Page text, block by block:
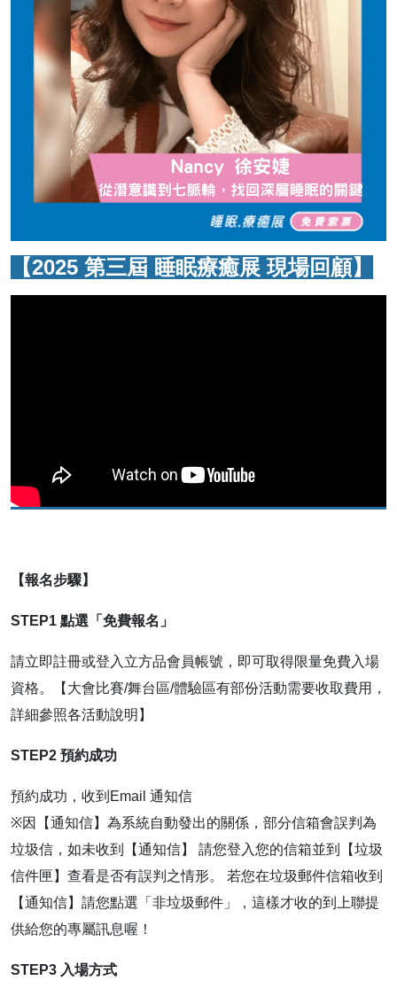
【2025 第三屆 睡眠療癒展 現場回顧】
【報名步驟】
STEP1 點選「免費報名」
請立即註冊或登入立方品會員帳號，即可取得限量免費入場
資格。【大會比賽/舞台區/體驗區有部份活動需要收取費用，
詳細參照各活動說明】
STEP2 預約成功
預約成功，收到 Email 通知信
※因【通知信】為系統自動發出的關係，部分信箱會誤判為
垃圾信，如未收到【通知信】 請您登入您的信箱並到【垃圾
信件匣】查看是否有誤判之情形。 若您在垃圾郵件信箱收到
【通知信】請您點選「非垃圾郵件」，這樣才收的到上聯提
供給您的專屬訊息喔！
STEP3 入場方式